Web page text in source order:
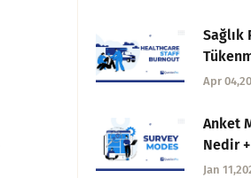
Sağlık
+
Apr
Anket
Nedir
Jan